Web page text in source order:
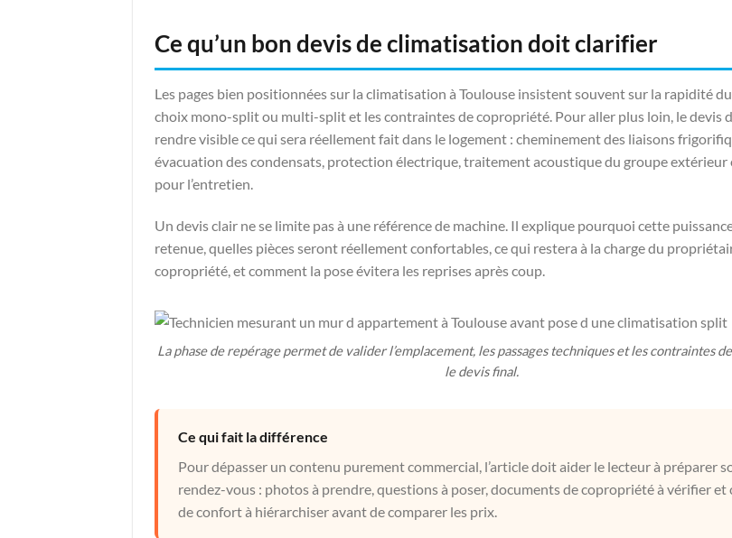
Ce qu’un bon devis de climatisation doit clarifier
Les pages bien positionnées sur la climatisation à Toulouse insistent souvent sur la rapidité
choix mono-split ou multi-split et les contraintes de copropriété. Pour aller plus loin, le devis
rendre visible ce qui sera réellement fait dans le logement : cheminement des liaisons
évacuation des condensats, protection électrique, traitement acoustique du groupe extérieur
pour l’entretien.
Un devis clair ne se limite pas à une référence de machine. Il explique pourquoi cette
retenue, quelles pièces seront réellement confortables, ce qui restera à la charge du
copropriété, et comment la pose évitera les reprises après coup.
La phase de repérage permet de valider l’emplacement, les passages techniques et les contraintes
le devis final.
Ce qui fait la différence
Pour dépasser un contenu purement commercial, l’article doit aider le lecteur à préparer
rendez-vous : photos à prendre, questions à poser, documents de copropriété à vérifier et
de confort à hiérarchiser avant de comparer les prix.